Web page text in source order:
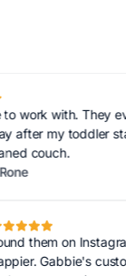
They even
toddler stained my
Found them
happier.